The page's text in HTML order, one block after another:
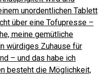
unordentlichen Tablett
über eine Tofupresse –
meine gemütliche
würdiges Zuhause für
– und das habe ich
besteht die Möglichkeit,